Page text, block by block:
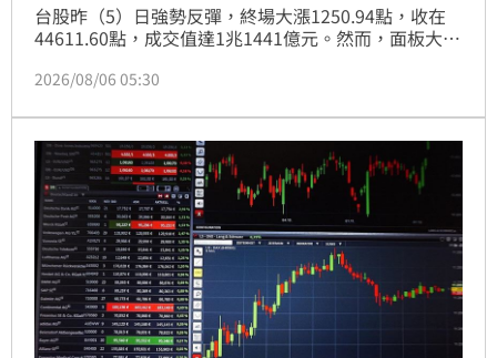
台股昨（5）日強勢反彈，終場大漲1250.94點，收在
44611.60點，成交值達1兆1441億元。然而，面板大廠
超榜首，股價盤中一度走跌，所幸獲內資買盤護航，終
前十大個股中，電子股與金融股均遭提款，除群創外，
旺宏、友達、聯電及寶成等個股亦面臨沉重賣壓。投資
人需密切關注外資後續動向，以免受市場波動影響。
2026/08/06 05:30